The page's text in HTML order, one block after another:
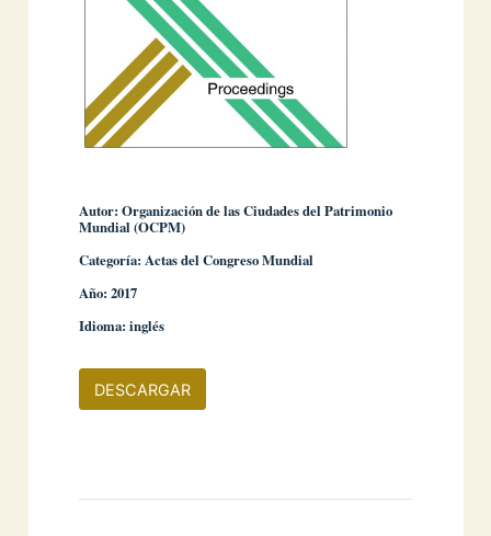
Autor: Organización de las Ciudades del Patrimonio
Mundial (OCPM)
Categoría: Actas del Congreso Mundial
Año: 2017
Idioma: inglés
DESCARGAR